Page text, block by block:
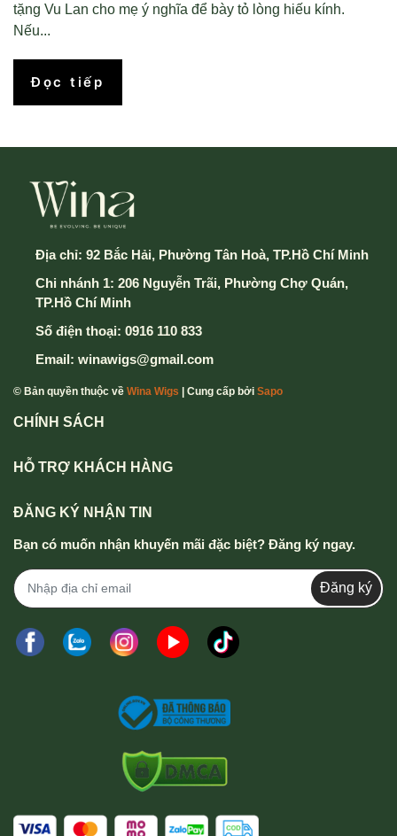
tặng Vu Lan cho mẹ ý nghĩa để bày tỏ lòng hiếu kính.
Nếu...
Đọc tiếp
Địa chỉ: 92 Bắc Hải, Phường Tân Hoà, TP.Hồ Chí Minh
Chi nhánh 1: 206 Nguyễn Trãi, Phường Chợ Quán,
TP.Hồ Chí Minh
Số điện thoại: 0916 110 833
Email: winawigs@gmail.com
© Bản quyền thuộc về Wina Wigs | Cung cấp bởi Sapo
CHÍNH SÁCH
HỖ TRỢ KHÁCH HÀNG
ĐĂNG KÝ NHẬN TIN
Bạn có muốn nhận khuyến mãi đặc biệt? Đăng ký ngay.
Đăng ký